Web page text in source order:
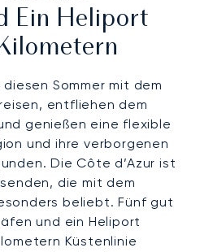
Ein Heliport
Sommer mit dem
entfliehen dem
genießen eine flexible
und ihre verborgenen
Die Côte d’Azur ist
die mit dem
beliebt. Fünf gut
und ein Heliport
Küstenlinie